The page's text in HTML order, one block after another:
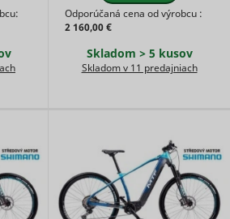
Odporúčaná cena od výrobcu :
2 160,00 €
Skladom > 5 kusov
Skladom v 11 predajniach